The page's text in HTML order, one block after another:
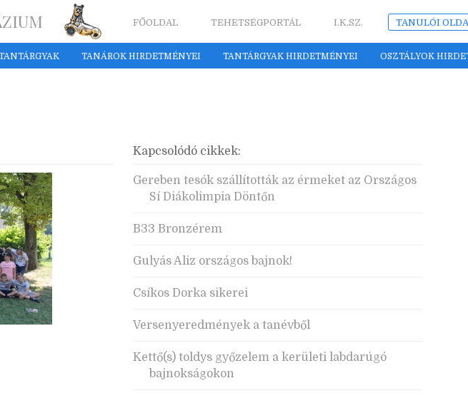
FŐOLDAL TEHETSÉGPORTÁL I.K.SZ. TANULÓI
TANÁROK HIRDETMÉNYEI TANTÁRGYAK HIRDETMÉNYEI OSZTÁLYOK
Kapcsolódó cikkek:
Gereben tesók szállították az érmeket az Országos
Sí Diákolimpia Döntőn
B33 Bronzérem
Gulyás Aliz országos bajnok!
Csíkos Dorka sikerei
Versenyeredmények a tanévből
Kettő(s) toldys győzelem a kerületi labdarúgó
bajnokságokon